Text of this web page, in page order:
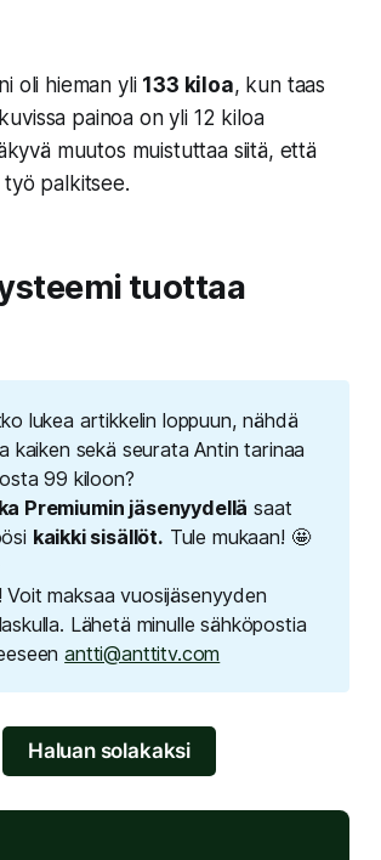
oli hieman yli 133 kiloa, kun taas
painoa on yli 12 kiloa
muutos muistuttaa siitä, että
palkitsee.
tuottaa
lukea artikkelin loppuun, nähdä
kaiken sekä seurata Antin tarinaa
99 kiloon?
Premiumin jäsenyydellä saat
kaikki sisällöt. Tule mukaan! 🤩
Voit maksaa vuosijäsenyyden
Lähetä minulle sähköpostia
antti@anttitv.com
Haluan solakaksi